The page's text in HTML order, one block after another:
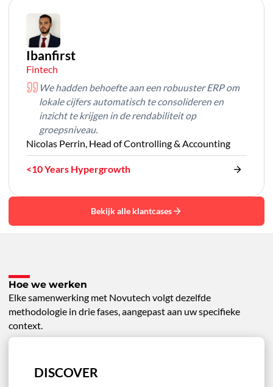
Ibanfirst
Fintech
We hadden behoefte aan een robuuster ERP om
lokale cijfers automatisch te consolideren en
inzicht te krijgen in de rendabiliteit op
groepsniveau.
Nicolas Perrin, Head of Controlling & Accounting
<10 Years Hypergrowth
Bekijk alle klantcases
Hoe we werken
Elke samenwerking met Novutech volgt dezelfde
methodologie in drie fases, aangepast aan uw specifieke
context.
DISCOVER